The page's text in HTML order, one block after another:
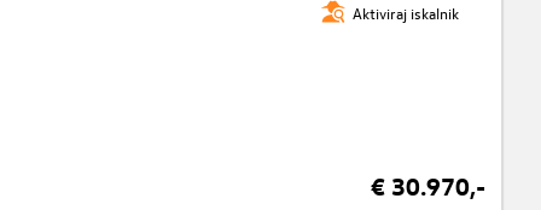
Aktiviraj iskalnik
€ 30.970,-